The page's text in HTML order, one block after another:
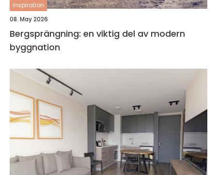
inspiration
08. May 2026
Bergsprängning: en viktig del av modern
byggnation